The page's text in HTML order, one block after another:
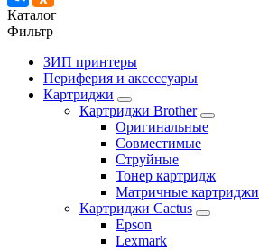
Каталог
Фильтр
ЗИП принтеры
Периферия и аксессуары
Картриджи
Картриджи Brother
Оригинальные
Совместимые
Струйные
Тонер картридж
Матричные картриджи
Картриджи Cactus
Epson
Lexmark